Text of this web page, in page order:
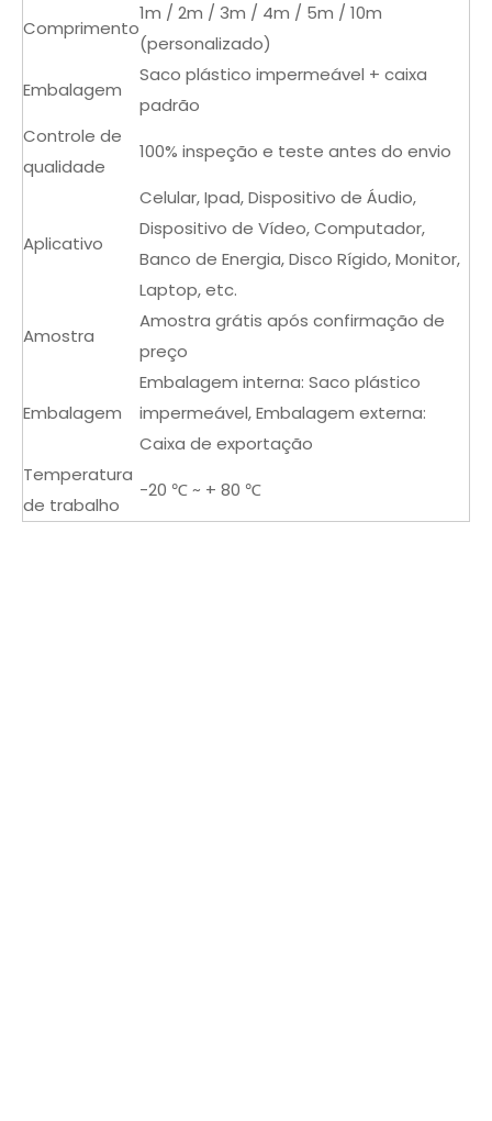
Comprimento
1m / 2m / 3m / 4m / 5m / 10m
(personalizado)
Embalagem
Saco plástico impermeável + caixa
padrão
Controle de
qualidade
100% inspeção e teste antes do envio
Aplicativo
Celular, Ipad, Dispositivo de Áudio,
Dispositivo de Vídeo, Computador,
Banco de Energia, Disco Rígido, Monitor,
Laptop, etc.
Amostra
Amostra grátis após confirmação de
preço
Embalagem
Embalagem interna: Saco plástico
impermeável, Embalagem externa:
Caixa de exportação
Temperatura
de trabalho
-20 ℃ ~ + 80 ℃